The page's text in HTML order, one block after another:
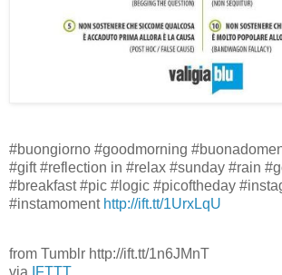
#buongiorno #goodmorning
#gift #reflection in #relax #sunday #rain
#breakfast #pic #logic #picoftheday
#instamoment http://ift.tt/1UrxLqU
from Tumblr http://ift.tt/1n6JMnT